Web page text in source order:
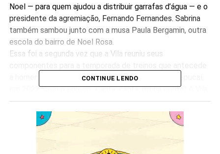
Noel — para quem ajudou a distribuir garrafas d’água — e o
presidente da agremiação, Fernando Fernandes. Sabrina
também sambou junto com a musa Paula Bergamin, outra
escola do bairro de Noel Rosa.
Essa foi a segunda vez que a Vila reuniu seus
a homenagem a Martinho da Vila na Marquês de Sapucaí,
em 2022, com o enredo “Canta, canta, minha gente! A Vila
é de Martinho”, do carnavalesco Edson Pereira. Os
eventos estão seguindo protocolos sanitários contra a
Covid-19, em observação às regras impostas pela
Prefeitura do Rio.
Nas próximas semanas, os ensaios seguem ocorrendo
CONTINUE LENDO